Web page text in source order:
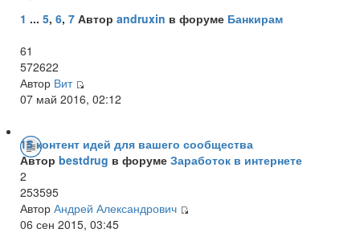
1 ... 5, 6, 7 Автор andruxin в форуме Банкирам
61
572622
Автор Вит
07 май 2016, 02:12
15 контент идей для вашего сообщества
Автор bestdrug в форуме Заработок в интернете
2
253595
Автор Андрей Александрович
06 сен 2015, 03:45